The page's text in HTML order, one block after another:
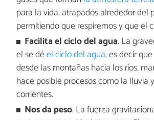
para la vida, atrapados alrededor del
permitiendo que respiremos y que el
Facilita el ciclo del agua. La
el se déel ciclo del agua, es decir
desde las montañas hacia los ríos,
hace posible procesos como la lluvia
corrientes.
Nos da peso. La fuerza